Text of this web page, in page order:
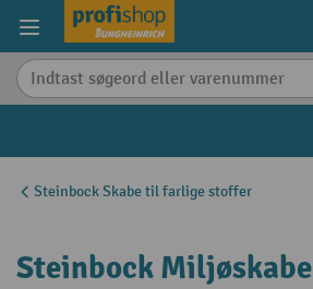
Steinbock Skabe til farlige stoffer
Steinbock Miljøskabe